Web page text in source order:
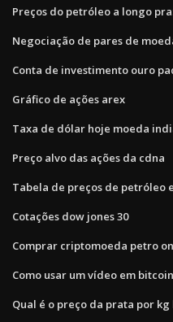
Preços do petróleo a longo
Negociação de pares de
Conta de investimento ouro
Gráfico de ações arex
Taxa de dólar hoje moeda
Preço alvo das ações da cdna
Tabela de preços de petróleo
Cotações dow jones 30
Comprar criptomoeda petro
Como usar um vídeo em
Qual é o preço da prata por kg